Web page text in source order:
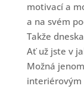
motivací a
a na svém
Takže
Ať už jste v
Možná
interiérovým